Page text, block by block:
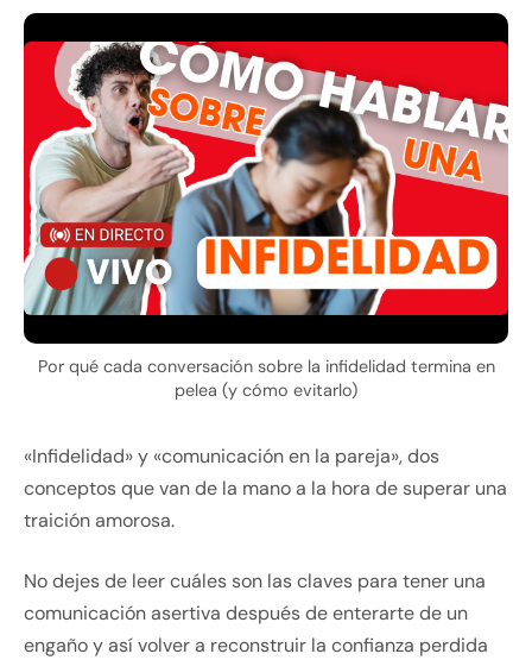
Por qué cada conversación sobre la infidelidad termina en
pelea (y cómo evitarlo)
«Infidelidad» y «comunicación en la pareja», dos
conceptos que van de la mano a la hora de superar una
traición amorosa.
No dejes de leer cuáles son las claves para tener una
comunicación asertiva después de enterarte de un
engaño y así volver a reconstruir la confianza perdida